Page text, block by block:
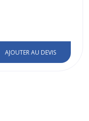
AJOUTER AU DEVIS